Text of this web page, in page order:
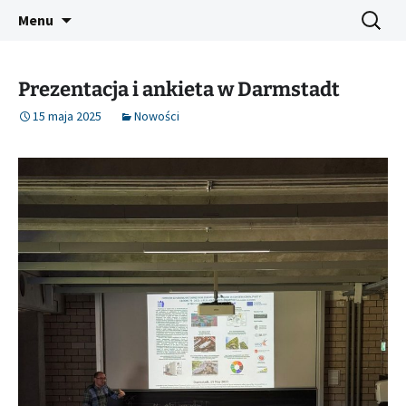
CLOEMC VI
Menu Szukaj:
Prezentacja i ankieta w Darmstadt
15 maja 2025 Nowości